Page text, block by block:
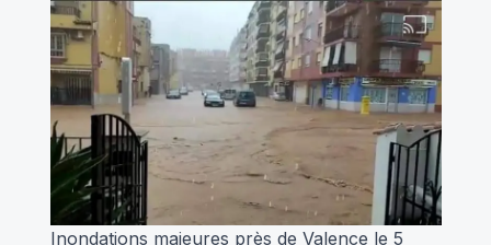
Inondations majeures près de Valence le 5